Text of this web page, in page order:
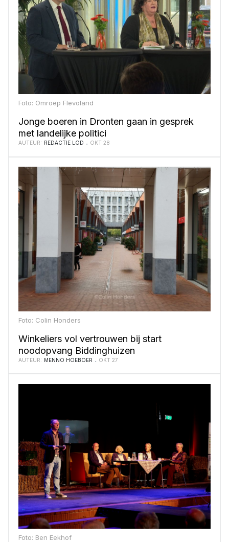
Foto: Omroep Flevoland
Jonge boeren in Dronten gaan in gesprek
met landelijke politici
AUTEUR: REDACTIE LOD OKT 28
Foto: Colin Honders
Winkeliers vol vertrouwen bij start
noodopvang Biddinghuizen
AUTEUR: MENNO HOEBOER OKT 27
Foto: Ben Eekhof